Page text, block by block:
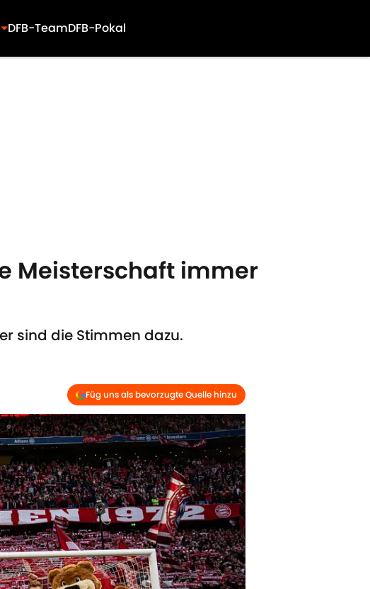
DFB-TeamDFB-Pokal
Meisterschaft immer
sind die Stimmen dazu.
Füg uns als bevorzugte Quelle hinzu